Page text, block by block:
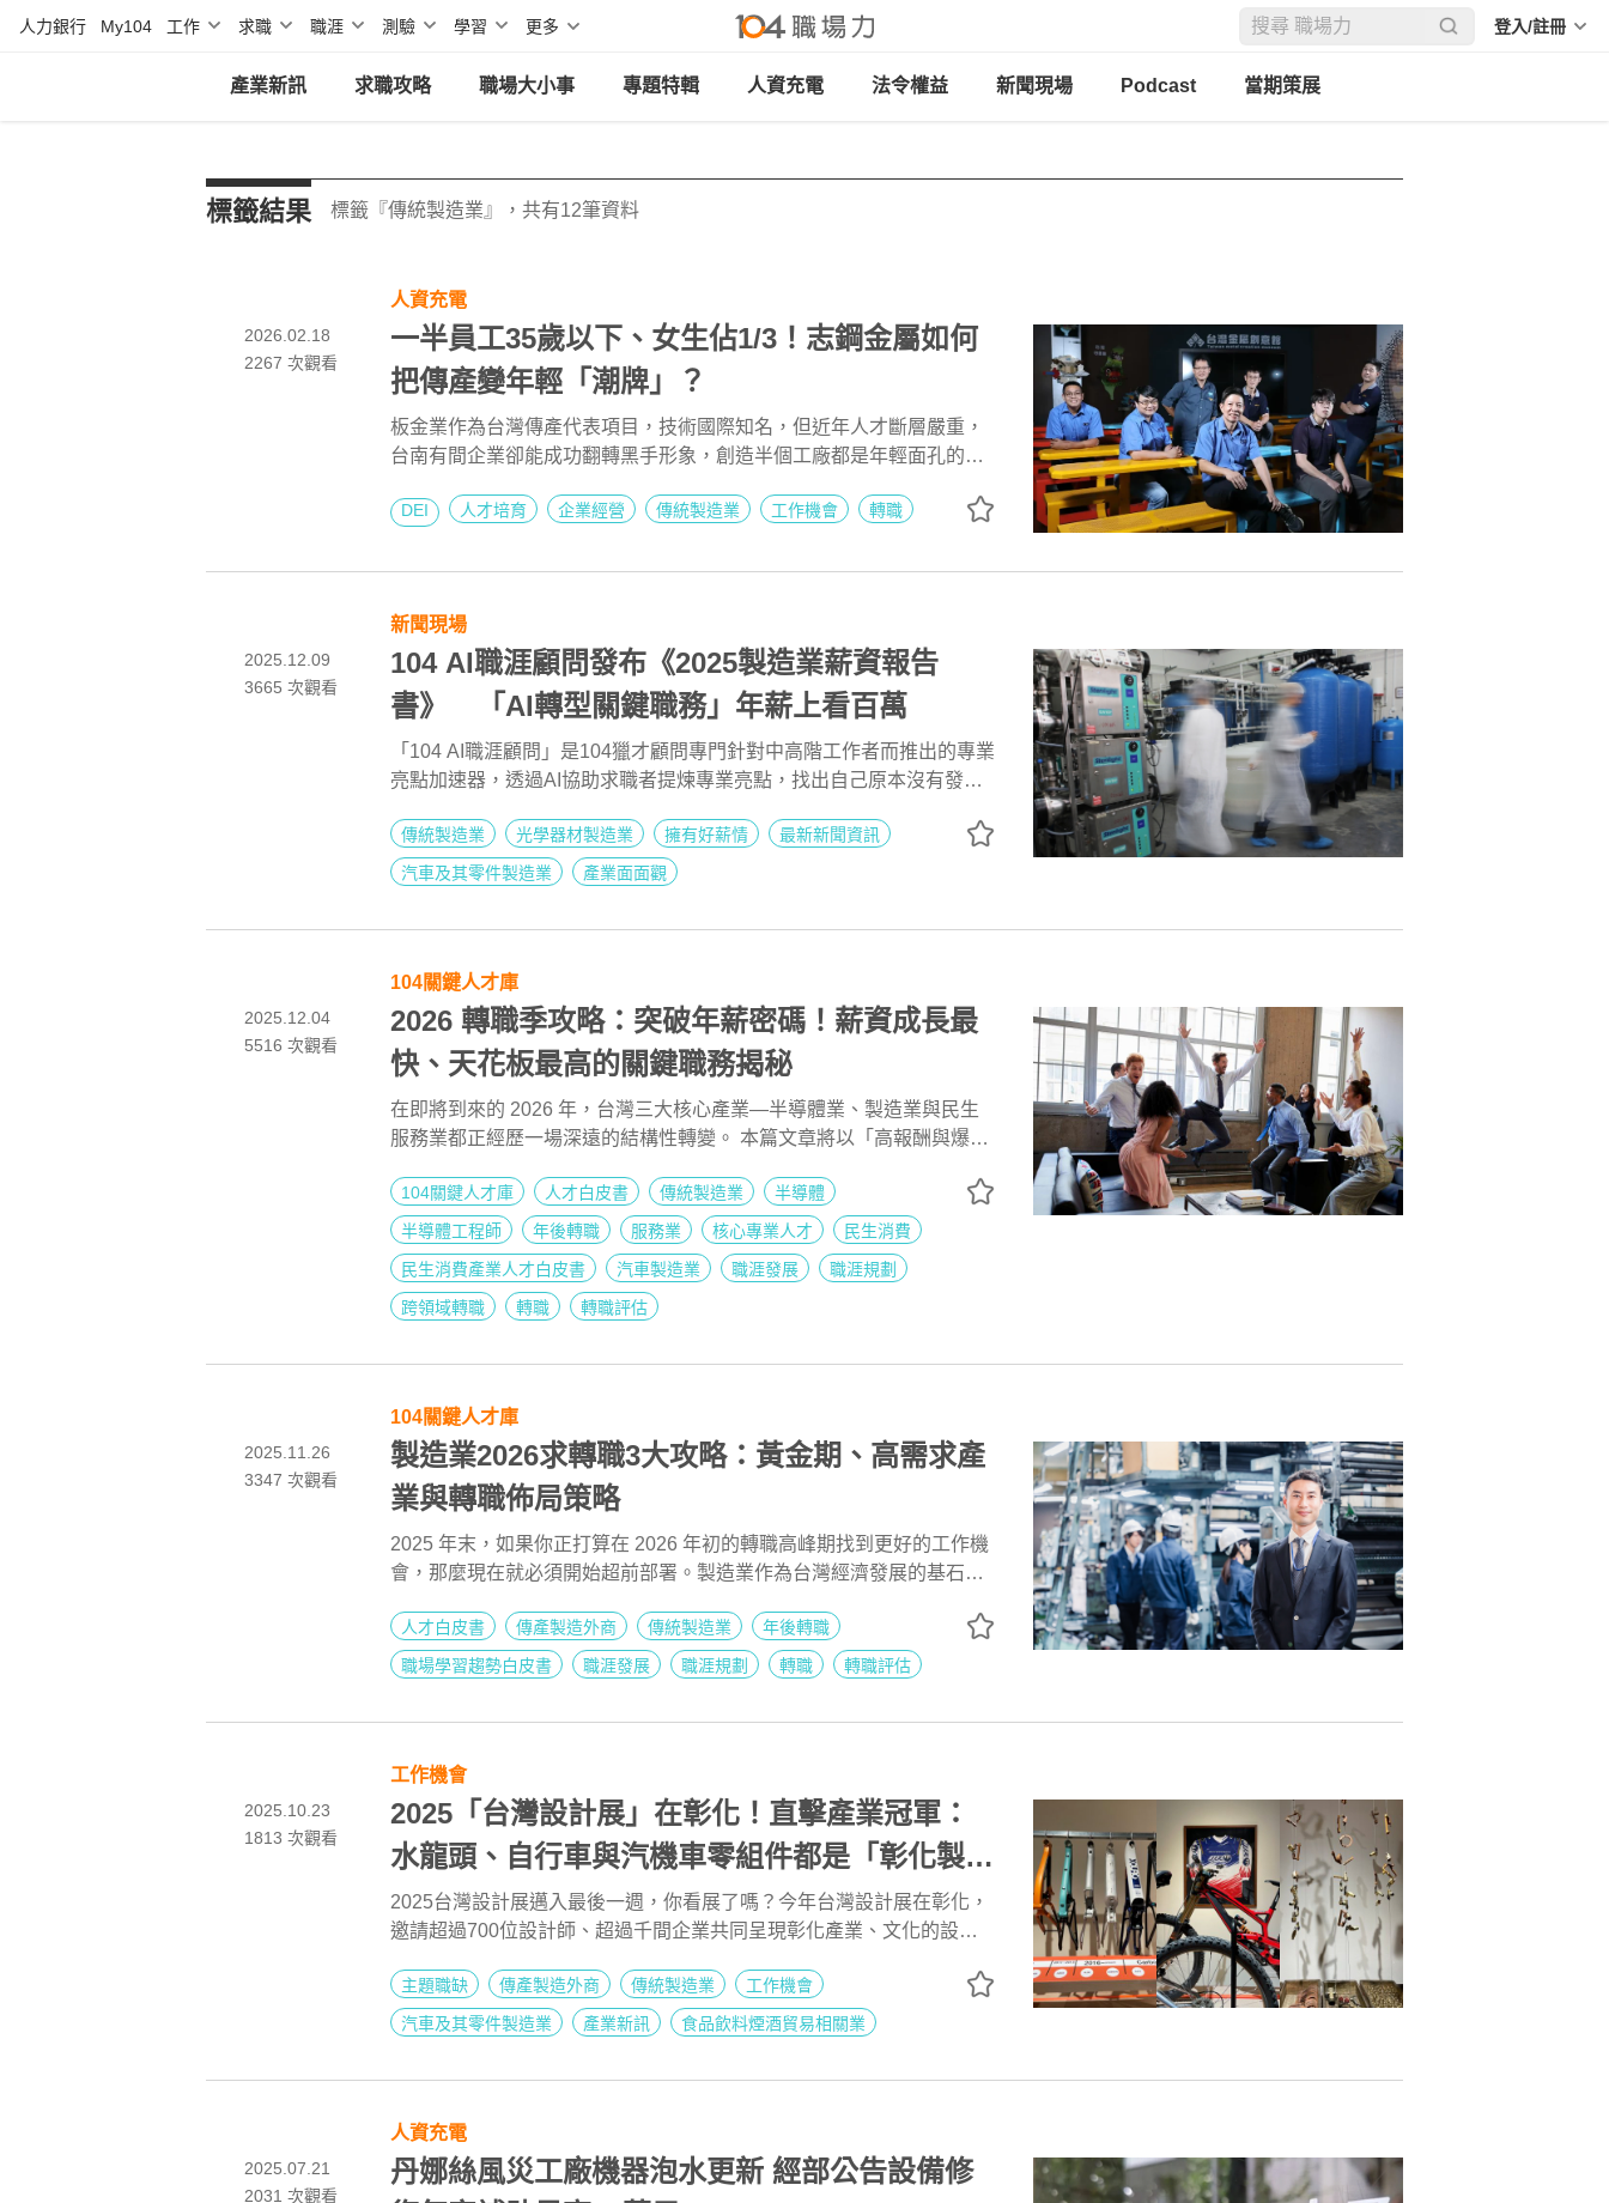
人力銀行 My104 工作 求職 職涯 測驗 學習 更多 登入/註冊
產業新訊 求職攻略 職場大小事 專題特輯 人資充電 法令權益 新聞現場 Podcast 當期策展
標籤結果 標籤『傳統製造業』，共有12筆資料
2026.02.18
2267 次觀看
人資充電
一半員工35歲以下、女生佔1/3！志鋼金屬如何
把傳產變年輕「潮牌」？
板金業作為台灣傳產代表項目，技術國際知名，但近年人才斷層嚴重，
台南有間企業卻能成功翻轉黑手形象，創造半個工廠都是年輕面孔的特
DEI 人才培育 企業經營 傳統製造業 工作機會 轉職
2025.12.09
3665 次觀看
新聞現場
104 AI職涯顧問發布《2025製造業薪資報告
書》 「AI轉型關鍵職務」年薪上看百萬
「104 AI職涯顧問」是104獵才顧問專門針對中高階工作者而推出的專業
亮點加速器，透過AI協助求職者提煉專業亮點，找出自己原本沒有發現
2025年製造業每月徵才高峰突破16萬人，汽車銷售靠業績加成、年薪中
位數105萬最高；掌握AI轉型關鍵的系統分析師、專案經理年薪中位數
https://pse.is/8cy6ms。
傳統製造業 光學器材製造業 擁有好薪情
最新新聞資訊
汽車及其零件製造業
產業面面觀
2025.12.04
5516 次觀看
104關鍵人才庫
2026 轉職季攻略：突破年薪密碼！薪資成長最
快、天花板最高的關鍵職務揭秘
在即將到來的 2026 年，台灣三大核心產業—半導體業、製造業與民生
服務業都正經歷一場深遠的結構性轉變。 本篇文章將以「高報酬與爆發
定這三大產業中 調薪幅度最高、薪資天花板 等2大亮點數據，幫助您精
準定位 2026 年的職涯升級方向，掌握市場上最能讓你身價翻倍的黃金
機會。
104關鍵人才庫 人才白皮書 傳統製造業
半導體
半導體工程師
年後轉職 服務業 核心專業人才
民生消費
民生消費產業人才白皮書
汽車製造業 職涯發展
職涯規劃
跨領域轉職
轉職 轉職評估
2025.11.26
3347 次觀看
104關鍵人才庫
製造業2026求轉職3大攻略：黃金期、高需求產
業與轉職佈局策略
2025 年末，如果你正打算在 2026 年初的轉職高峰期找到更好的工作機
會，那麼現在就必須開始超前部署。製造業作為台灣經濟發展的基石，
附加價值產業轉型。掌握這些時間與方向上的關鍵情報，將影響你在新
年度的職涯突破。本文將根據104最新發布的《2025 薪資情報 — 製造
人才白皮書 傳產製造外商 傳統製造業
年後轉職
職場學習趨勢白皮書
職涯發展 職涯規劃 轉職 轉職評估
2025.10.23
1813 次觀看
工作機會
2025「台灣設計展」在彰化！直擊產業冠軍：
水龍頭、自行車與汽機車零組件都是「彰化製
造」
2025台灣設計展邁入最後一週，你看展了嗎？今年台灣設計展在彰化，
邀請超過700位設計師、超過千間企業共同呈現彰化產業、文化的設計
也要帶大家開箱直擊兩大產業展「彰化力」和「八角產業學」，一起看
看有哪些彰化冠軍企業吧！
主題職缺 傳產製造外商 傳統製造業
工作機會
汽車及其零件製造業
產業新訊 食品飲料煙酒貿易相關業
2025.07.21
2031 次觀看
人資充電
丹娜絲風災工廠機器泡水更新 經部公告設備修